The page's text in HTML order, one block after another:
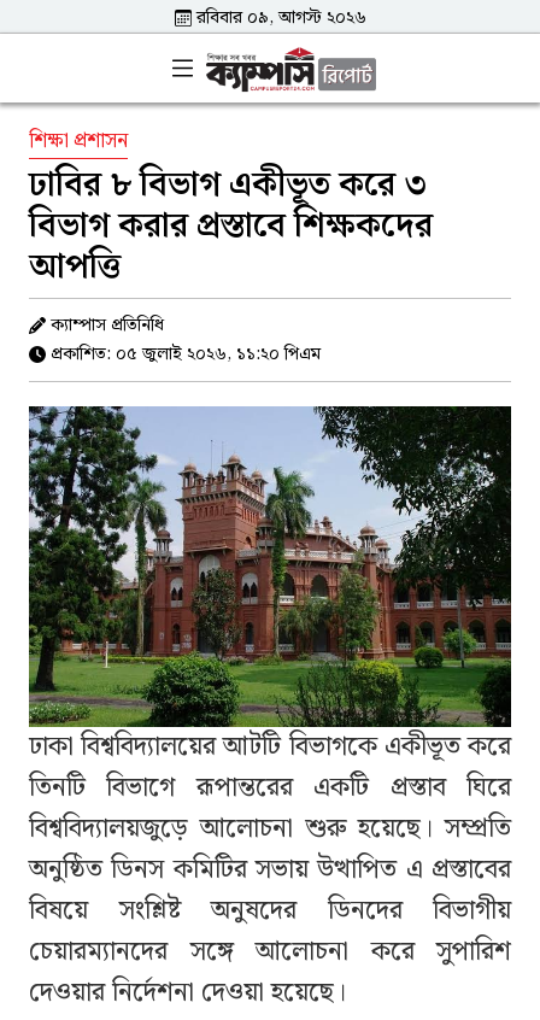
রবিবার ০৯, আগস্ট ২০২৬
শিক্ষা প্রশাসন
ঢাবির ৮ বিভাগ একীভূত করে ৩
বিভাগ করার প্রস্তাবে শিক্ষকদের
আপত্তি
ক্যাম্পাস প্রতিনিধি
প্রকাশিত: ০৫ জুলাই ২০২৬, ১১:২০ পিএম
ঢাকা বিশ্ববিদ্যালয়ের আটটি বিভাগকে একীভূত করে
তিনটি বিভাগে রূপান্তরের একটি প্রস্তাব ঘিরে
বিশ্ববিদ্যালয়জুড়ে আলোচনা শুরু হয়েছে। সম্প্রতি
অনুষ্ঠিত ডিনস কমিটির সভায় উত্থাপিত এ প্রস্তাবের
বিষয়ে সংশ্লিষ্ট অনুষদের ডিনদের বিভাগীয়
চেয়ারম্যানদের সঙ্গে আলোচনা করে সুপারিশ
দেওয়ার নির্দেশনা দেওয়া হয়েছে।